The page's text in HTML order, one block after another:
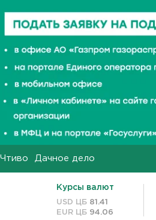
Чтиво Дачное дело
Курсы валют
USD ЦБ 81.41
EUR ЦБ 94.06